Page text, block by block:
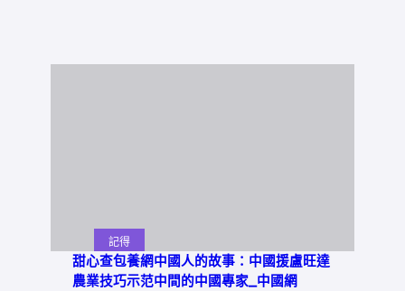
記得
甜心查包養網中國人的故事：中國援盧旺達
農業技巧示范中間的中國專家_中國網